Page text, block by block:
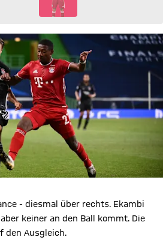
- diesmal über rechts. Ekambi
keiner an den Ball kommt. Die
den Ausgleich.